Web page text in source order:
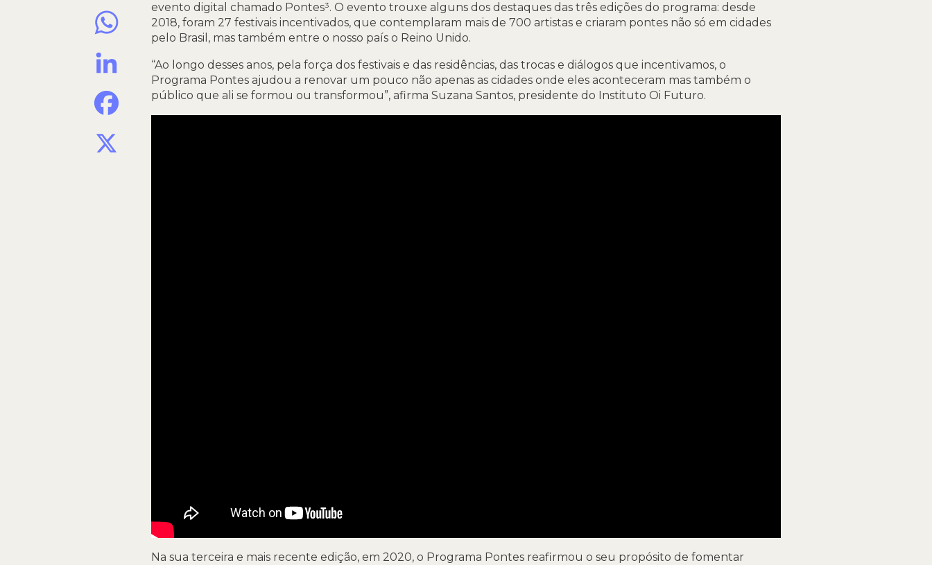
evento digital chamado Pontes³. O evento trouxe alguns dos destaques das três edições do programa: desde
2018, foram 27 festivais incentivados, que contemplaram mais de 700 artistas e criaram pontes não só em cidades
pelo Brasil, mas também entre o nosso país o Reino Unido.
“Ao longo desses anos, pela força dos festivais e das residências, das trocas e diálogos que incentivamos, o
Programa Pontes ajudou a renovar um pouco não apenas as cidades onde eles aconteceram mas também o
público que ali se formou ou transformou”, afirma Suzana Santos, presidente do Instituto Oi Futuro.
Na sua terceira e mais recente edição, em 2020, o Programa Pontes reafirmou o seu propósito de fomentar
WhatsApp
Facebook